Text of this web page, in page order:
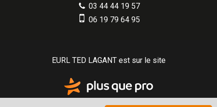
03 44 44 19 57
06 19 79 64 95
EURL TED LAGANT est sur le site